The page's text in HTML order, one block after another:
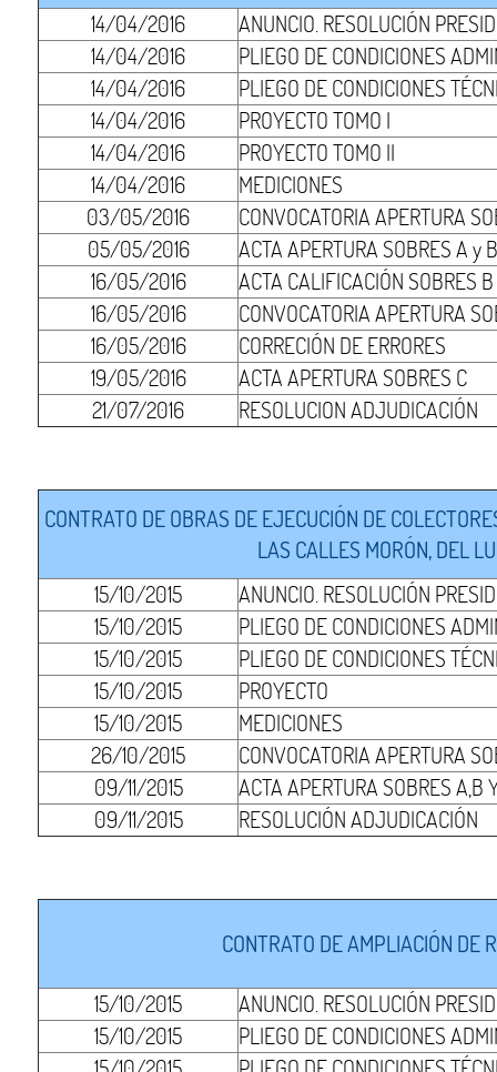
14/04/2016
ANUNCIO. RESOLUCIÓN
14/04/2016
PLIEGO DE CONDICIONES
14/04/2016
PLIEGO DE CONDICIONES
14/04/2016
PROYECTO TOMO I
14/04/2016
PROYECTO TOMO II
14/04/2016
MEDICIONES
03/05/2016
CONVOCATORIA APERTURA
05/05/2016
ACTA APERTURA SOBRES A y
16/05/2016
ACTA CALIFICACIÓN SOBRES B
16/05/2016
CONVOCATORIA APERTURA
16/05/2016
CORRECIÓN DE ERRORES
19/05/2016
ACTA APERTURA SOBRES C
21/07/2016
RESOLUCION ADJUDICACIÓN
CONTRATO DE OBRAS DE EJECUCIÓN DE
LAS CALLES MORÓN, DEL
15/10/2015
ANUNCIO. RESOLUCIÓN
15/10/2015
PLIEGO DE CONDICIONES
15/10/2015
PLIEGO DE CONDICIONES
15/10/2015
PROYECTO
15/10/2015
MEDICIONES
26/10/2015
CONVOCATORIA APERTURA
09/11/2015
ACTA APERTURA SOBRES A,B
09/11/2015
RESOLUCIÓN ADJUDICACIÓN
CONTRATO DE AMPLIACIÓN DE
15/10/2015
ANUNCIO. RESOLUCIÓN
15/10/2015
PLIEGO DE CONDICIONES